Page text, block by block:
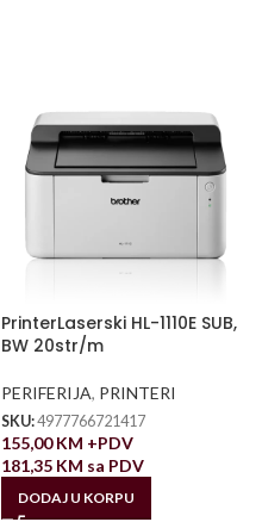
PrinterLaserski HL-1110E SUB,
BW 20str/m
PERIFERIJA, PRINTERI
SKU:4977766721417
155,00KM +PDV
181,35 KM sa PDV
DODAJ U KORPU